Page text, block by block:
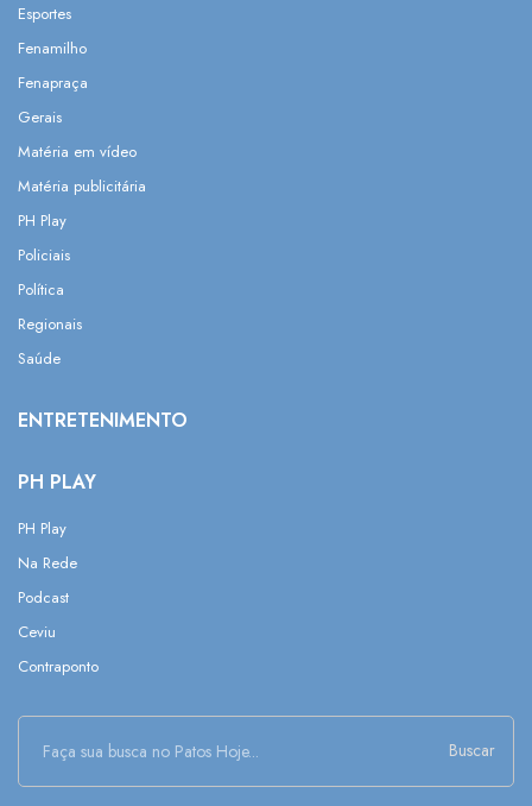
Esportes
Fenamilho
Fenapraça
Gerais
Matéria em vídeo
Matéria publicitária
PH Play
Policiais
Política
Regionais
Saúde
ENTRETENIMENTO
PH PLAY
PH Play
Na Rede
Podcast
Ceviu
Contraponto
Buscar